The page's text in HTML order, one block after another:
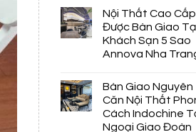
Nội Thất Cao Cấp
Được Bàn Giao
Khách Sạn 5 Sao
Annova Nha
Bàn Giao Nguyên
Căn Nội Thất
Cách Indochine
Ngoại Giao Đoàn